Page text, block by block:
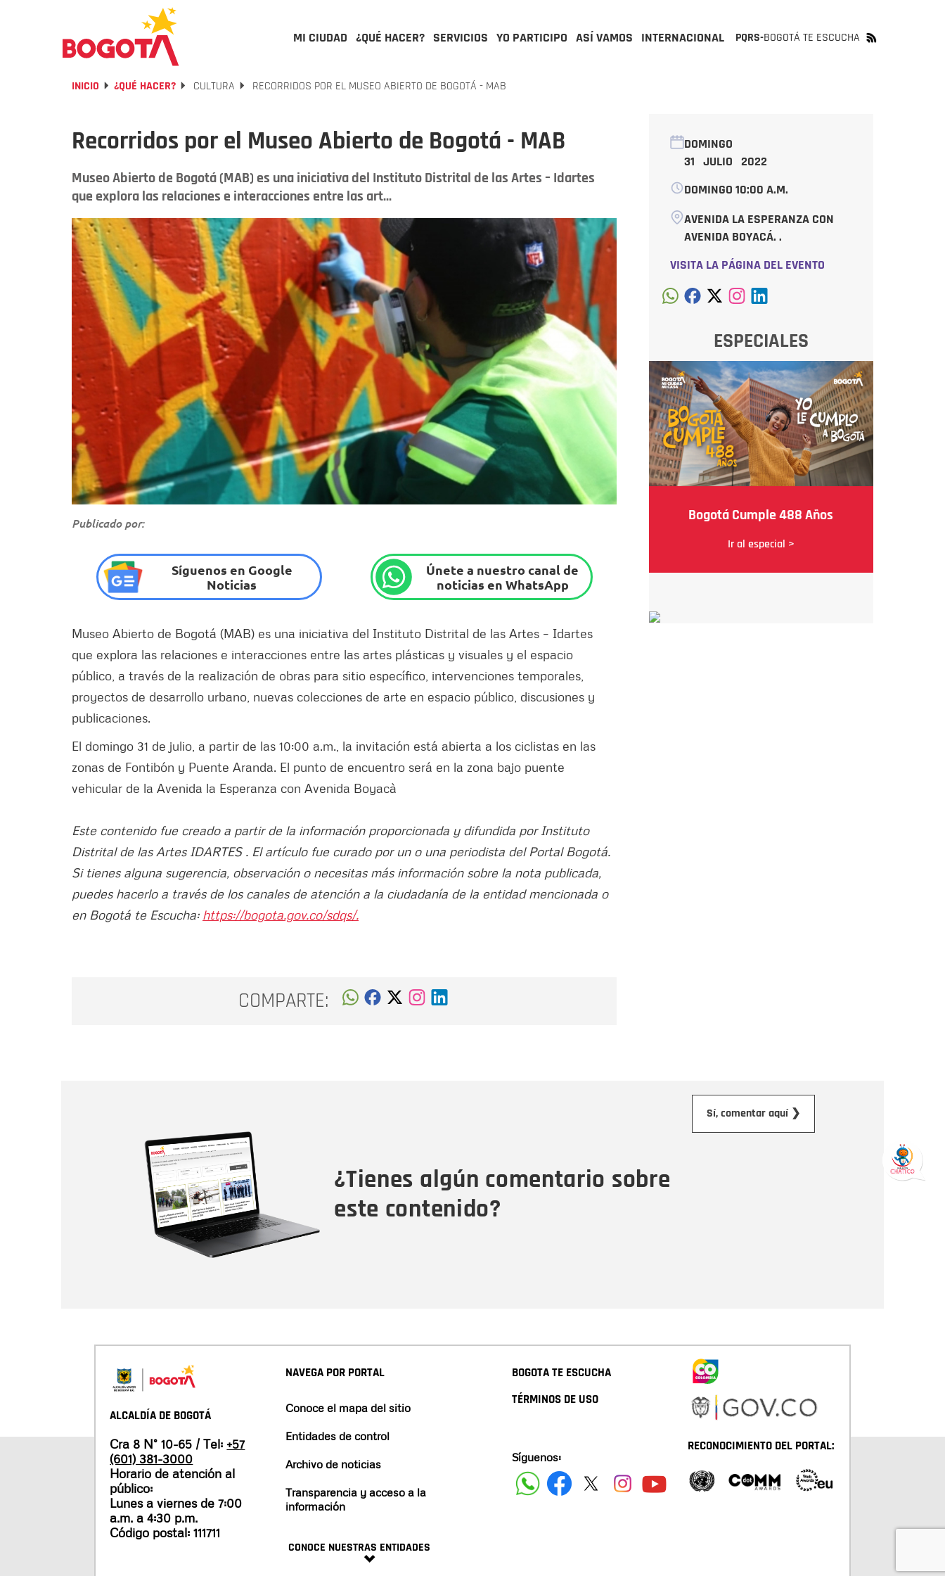
MI CIUDAD ¿QUÉ HACER? SERVICIOS YO PARTICIPO ASÍ VAMOS INTERNACIONAL PQRS-BOGOTÁ TE ESCUCHA
INICIO ¿QUÉ HACER? CULTURA RECORRIDOS POR EL MUSEO ABIERTO DE BOGOTÁ - MAB
Recorridos por el Museo Abierto de Bogotá - MAB
Museo Abierto de Bogotá (MAB) es una iniciativa del Instituto Distrital de las Artes – Idartes
que explora las relaciones e interacciones entre las art...
Publicado por:
Síguenos en Google
Noticias
Únete a nuestro canal de
noticias en WhatsApp
Museo Abierto de Bogotá (MAB) es una iniciativa del Instituto Distrital de las Artes – Idartes
que explora las relaciones e interacciones entre las artes plásticas y visuales y el espacio
público, a través de la realización de obras para sitio específico, intervenciones temporales,
proyectos de desarrollo urbano, nuevas colecciones de arte en espacio público, discusiones y
publicaciones.
El domingo 31 de julio, a partir de las 10:00 a.m., la invitación está abierta a los ciclistas en las
zonas de Fontibón y Puente Aranda. El punto de encuentro será en la zona bajo puente
vehicular de la Avenida la Esperanza con Avenida Boyacà
Este contenido fue creado a partir de la información proporcionada y difundida por Instituto
Distrital de las Artes IDARTES . El artículo fue curado por un o una periodista del Portal Bogotá.
Si tienes alguna sugerencia, observación o necesitas más información sobre la nota publicada,
puedes hacerlo a través de los canales de atención a la ciudadanía de la entidad mencionada o
en Bogotá te Escucha: https://bogota.gov.co/sdqs/.
COMPARTE:
DOMINGO
31 JULIO 2022
DOMINGO 10:00 A.M.
AVENIDA LA ESPERANZA CON
AVENIDA BOYACÁ. .
VISITA LA PÁGINA DEL EVENTO
ESPECIALES
Bogotá Cumple 488 Años
Ir al especial >
¿Tienes algún comentario sobre
este contenido?
Sí, comentar aquí ❯
ALCALDÍA DE BOGOTÁ
Cra 8 N° 10-65 / Tel: +57
(601) 381-3000
Horario de atención al
público:
Lunes a viernes de 7:00
a.m. a 4:30 p.m.
Código postal: 111711
NAVEGA POR PORTAL
Conoce el mapa del sitio
Entidades de control
Archivo de noticias
Transparencia y acceso a la
información
CONOCE NUESTRAS ENTIDADES
BOGOTA TE ESCUCHA
TÉRMINOS DE USO
Síguenos:
RECONOCIMIENTO DEL PORTAL: